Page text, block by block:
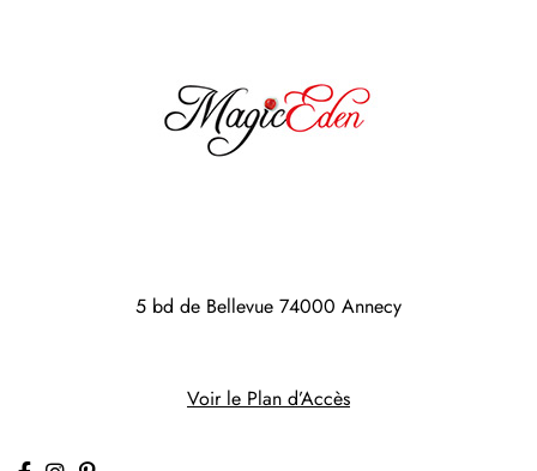
5 bd de Bellevue 74000 Annecy
Voir le Plan d’Accès